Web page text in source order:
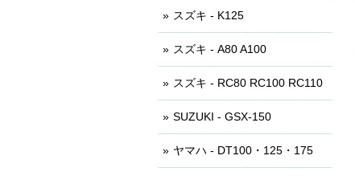
スズキ - K125
スズキ - A80 A100
スズキ - RC80 RC100 RC110
SUZUKI - GSX-150
ヤマハ - DT100・125・175